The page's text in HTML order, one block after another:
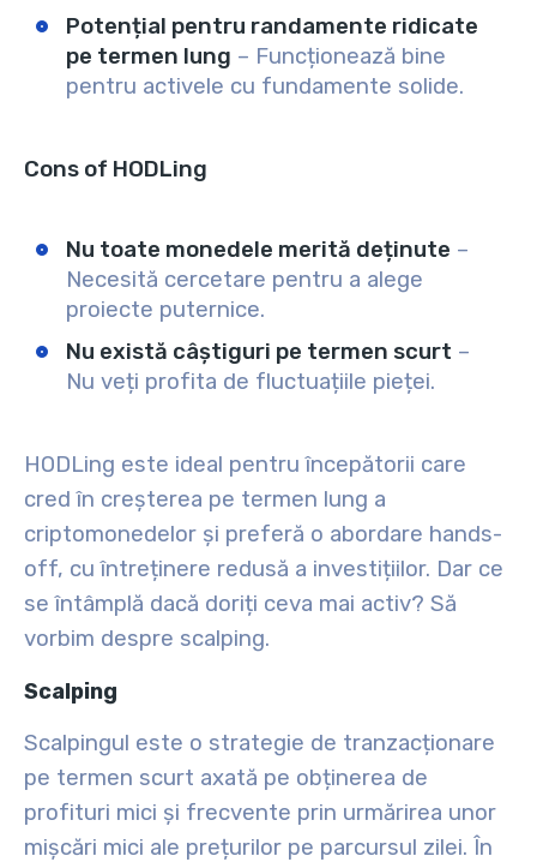
Potențial pentru randamente ridicate
pe termen lung – Funcționează bine
pentru activele cu fundamente solide.
Cons of HODLing
Nu toate monedele merită deținute –
Necesită cercetare pentru a alege
proiecte puternice.
Nu există câștiguri pe termen scurt –
Nu veți profita de fluctuațiile pieței.
HODLing este ideal pentru începătorii care
cred în creșterea pe termen lung a
criptomonedelor și preferă o abordare hands-
off, cu întreținere redusă a investițiilor. Dar ce
se întâmplă dacă doriți ceva mai activ? Să
vorbim despre scalping.
Scalping
Scalpingul este o strategie de tranzacționare
pe termen scurt axată pe obținerea de
profituri mici și frecvente prin urmărirea unor
mișcări mici ale prețurilor pe parcursul zilei. În